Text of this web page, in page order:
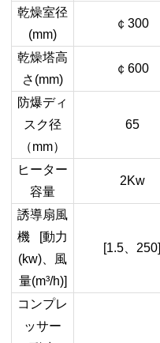
乾燥室径
(mm)
￠ 300
乾燥塔高
さ (mm)
￠ 600
防爆ディ
スク径
（mm）
65
ヒーター
容量
2Kw
誘導扇風
機 [動力
(kw)、風
量(m³/h)]
[1.5、 250]
コンプレ
ッサー